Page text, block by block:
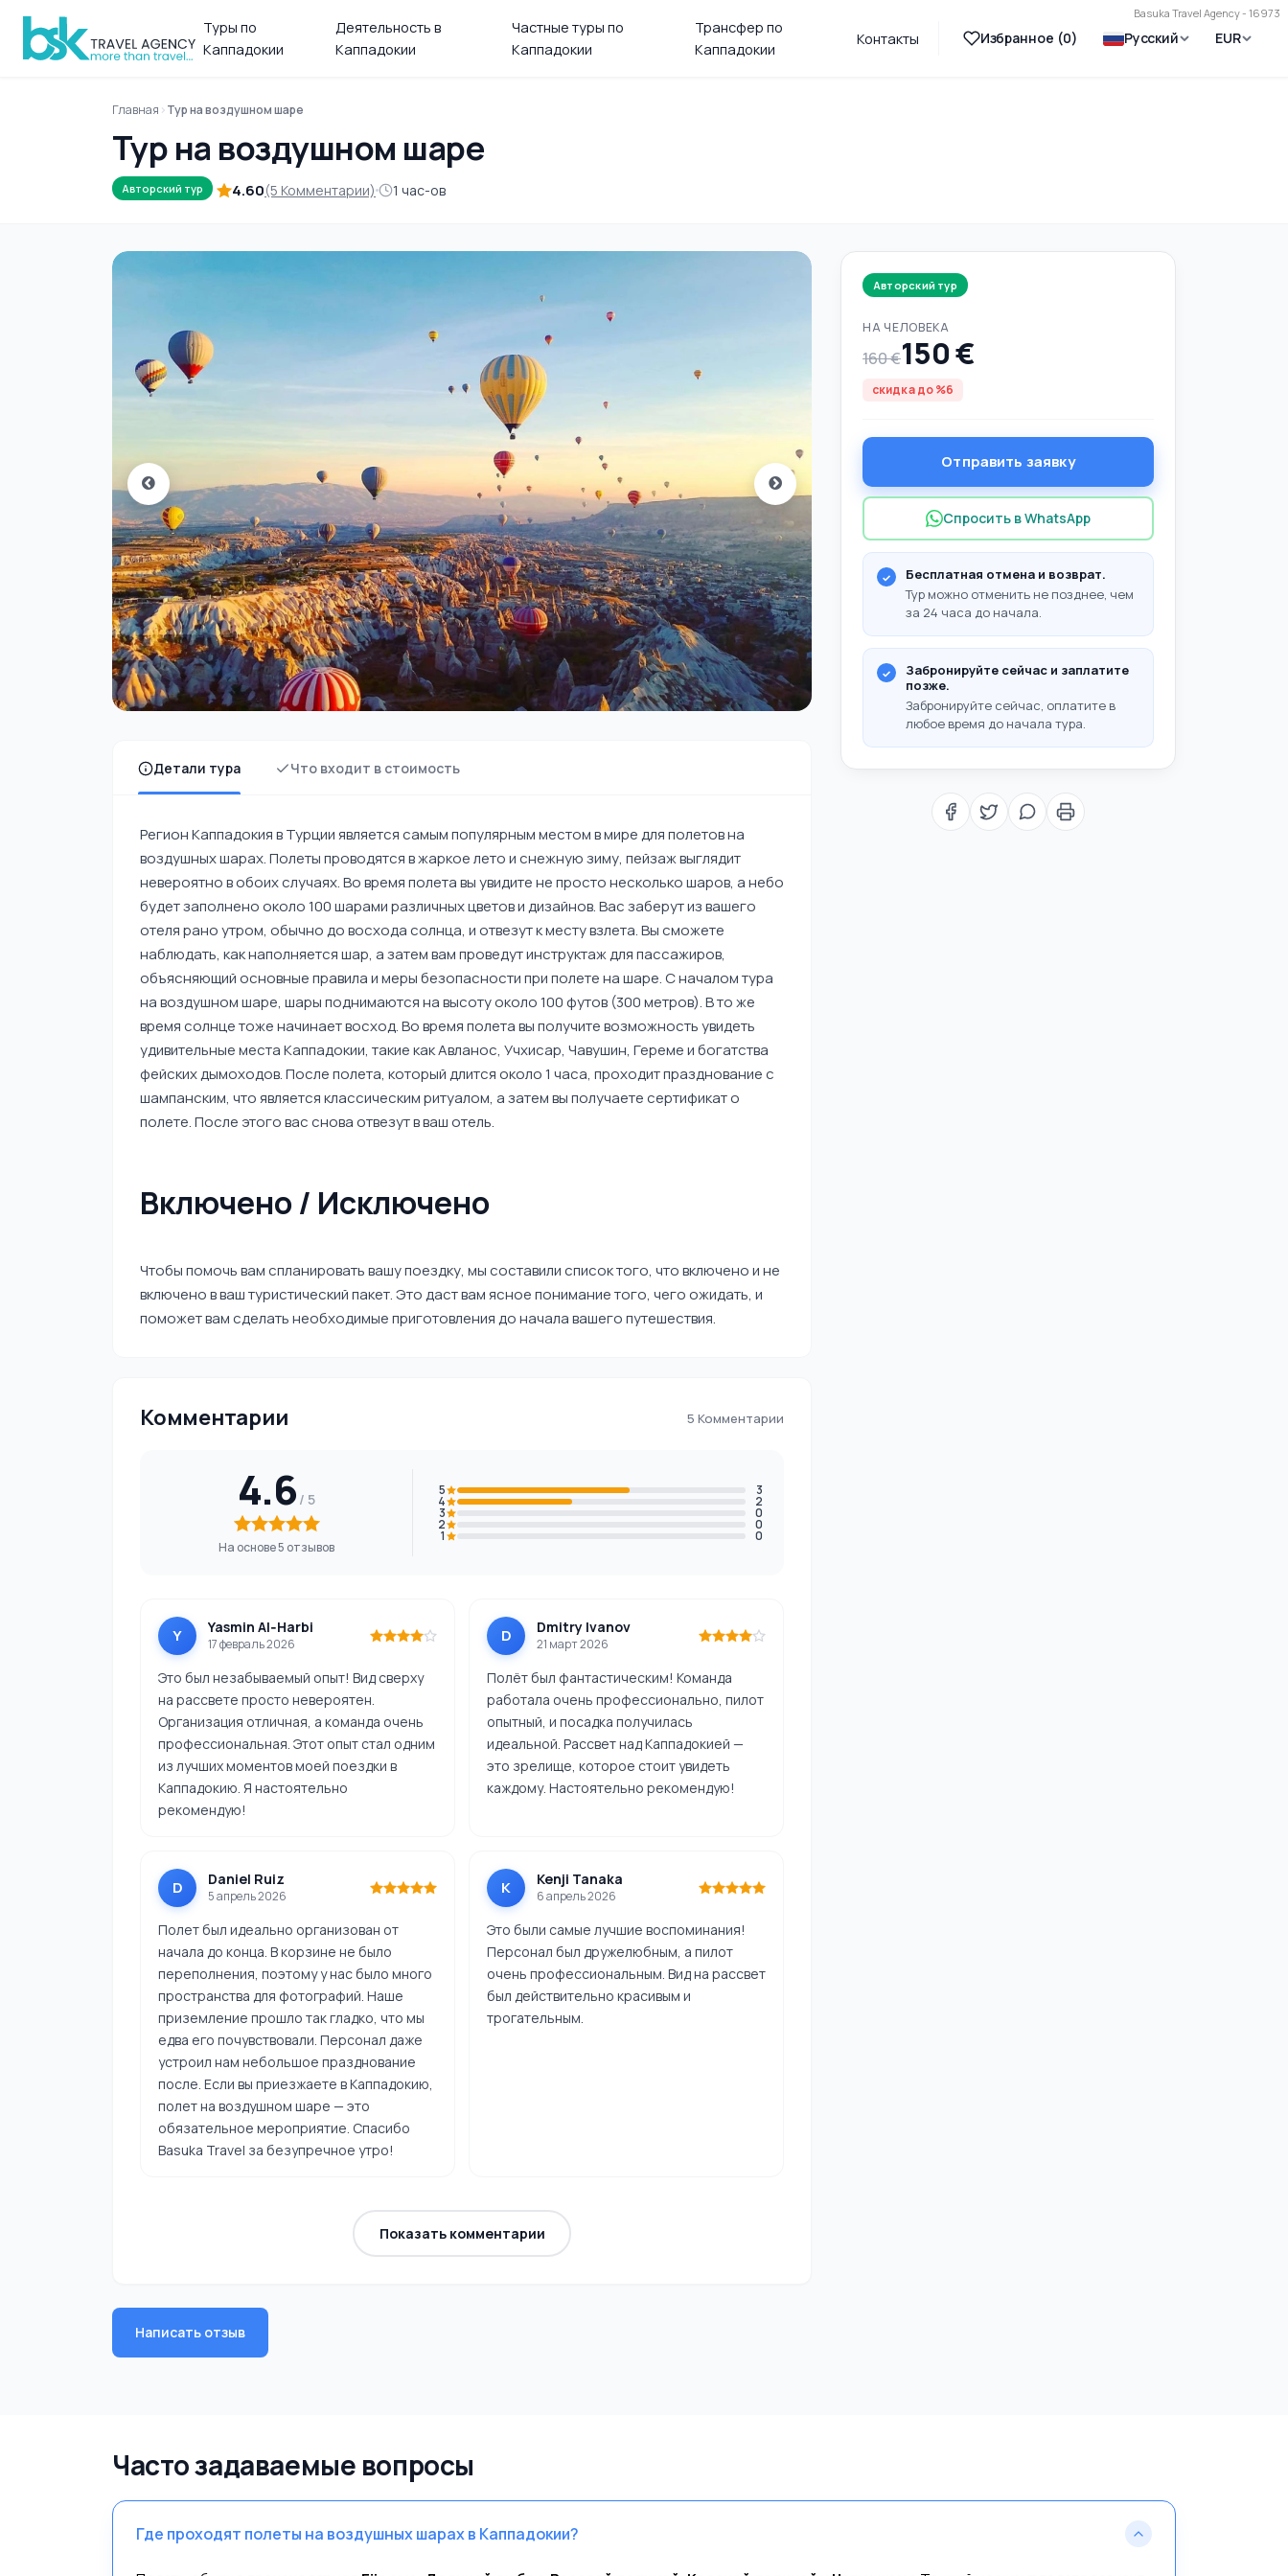
Basuka Travel Agency - 16973
Туры по
Каппадокии
Деятельность в
Каппадокии
Частные туры по
Каппадокии
Трансфер по
Каппадокии
Контакты Избранное (0) Русский EUR
Главная Тур на воздушном шаре
Тур на воздушном шаре
Авторский тур 4.60(5 Комментарии) 1 час-ов
Детали тура Что входит в стоимость
Регион Каппадокия в Турции является самым популярным местом в мире для полетов на
воздушных шарах. Полеты проводятся в жаркое лето и снежную зиму, пейзаж выглядит
невероятно в обоих случаях. Во время полета вы увидите не просто несколько шаров, а небо
будет заполнено около 100 шарами различных цветов и дизайнов. Вас заберут из вашего
отеля рано утром, обычно до восхода солнца, и отвезут к месту взлета. Вы сможете
наблюдать, как наполняется шар, а затем вам проведут инструктаж для пассажиров,
объясняющий основные правила и меры безопасности при полете на шаре. С началом тура
на воздушном шаре, шары поднимаются на высоту около 100 футов (300 метров). В то же
время солнце тоже начинает восход. Во время полета вы получите возможность увидеть
удивительные места Каппадокии, такие как Авланос, Учхисар, Чавушин, Гереме и богатства
фейских дымоходов. После полета, который длится около 1 часа, проходит празднование с
шампанским, что является классическим ритуалом, а затем вы получаете сертификат о
полете. После этого вас снова отвезут в ваш отель.
Включено / Исключено
Чтобы помочь вам спланировать вашу поездку, мы составили список того, что включено и не
включено в ваш туристический пакет. Это даст вам ясное понимание того, чего ожидать, и
поможет вам сделать необходимые приготовления до начала вашего путешествия.
Комментарии 5 Комментарии
4.6
На основе 5 отзывов
5 3
4 2
3 0
2 0
1 0
Y Yasmin Al‑Harbi
17 февраль 2026
Это был незабываемый опыт! Вид сверху
на рассвете просто невероятен.
Организация отличная, а команда очень
профессиональная. Этот опыт стал одним
из лучших моментов моей поездки в
Каппадокию. Я настоятельно
рекомендую!
D Dmitry Ivanov
21 март 2026
Полёт был фантастическим! Команда
работала очень профессионально, пилот
опытный, и посадка получилась
идеальной. Рассвет над Каппадокией —
это зрелище, которое стоит увидеть
каждому. Настоятельно рекомендую!
D Daniel Ruiz
5 апрель 2026
Полет был идеально организован от
начала до конца. В корзине не было
переполнения, поэтому у нас было много
пространства для фотографий. Наше
приземление прошло так гладко, что мы
едва его почувствовали. Персонал даже
устроил нам небольшое празднование
после. Если вы приезжаете в Каппадокию,
полет на воздушном шаре — это
обязательное мероприятие. Спасибо
Basuka Travel за безупречное утро!
K Kenji Tanaka
6 апрель 2026
Это были самые лучшие воспоминания!
Персонал был дружелюбным, а пилот
очень профессиональным. Вид на рассвет
был действительно красивым и
трогательным.
Показать комментарии
Написать отзыв
Авторский тур
НА ЧЕЛОВЕКА
160 €150 €
скидка до %6
Отправить заявку
Спросить в WhatsApp
Бесплатная отмена и возврат.
Тур можно отменить не позднее, чем
за 24 часа до начала.
Забронируйте сейчас и заплатите
позже.
Забронируйте сейчас, оплатите в
любое время до начала тура.
Часто задаваемые вопросы
Где проходят полеты на воздушных шарах в Каппадокии?